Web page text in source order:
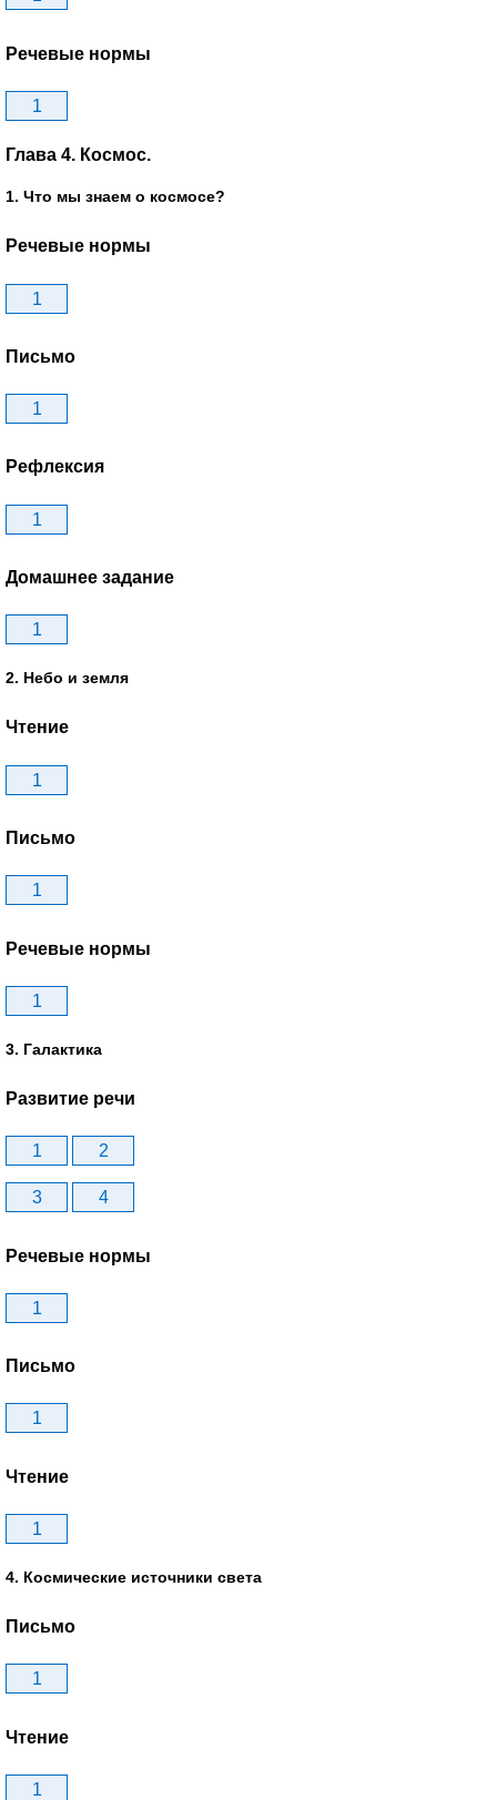
Речевые нормы
1
Глава 4. Космос.
1. Что мы знаем о космосе?
Речевые нормы
1
Письмо
1
Рефлексия
1
Домашнее задание
1
2. Небо и земля
Чтение
1
Письмо
1
Речевые нормы
1
3. Галактика
Развитие речи
1 2
3 4
Речевые нормы
1
Письмо
1
Чтение
1
4. Космические источники света
Письмо
1
Чтение
1